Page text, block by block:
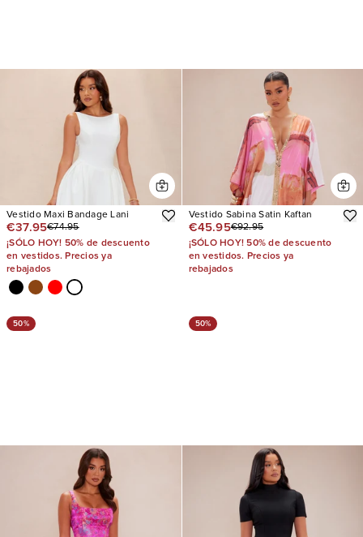
Vestido Maxi Bandage Lani
€37.95€74.95
¡SÓLO HOY! 50% de descuento
en vestidos. Precios ya
rebajados
Vestido Sabina Satin Kaftan
€45.95€92.95
¡SÓLO HOY! 50% de descuento
en vestidos. Precios ya
rebajados
50% 50%